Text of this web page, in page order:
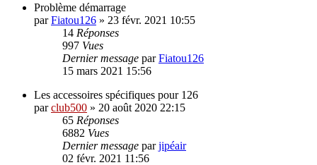
Problème démarrage
parFiatou126 » 23 févr. 2021 10:55
14 Réponses
997 Vues
Dernier message parFiatou126
15 mars 2021 15:56
Les accessoires spécifiques pour 126
parclub500 » 20 août 2020 22:15
65 Réponses
6882 Vues
Dernier message parjipéair
02 févr. 2021 11:56